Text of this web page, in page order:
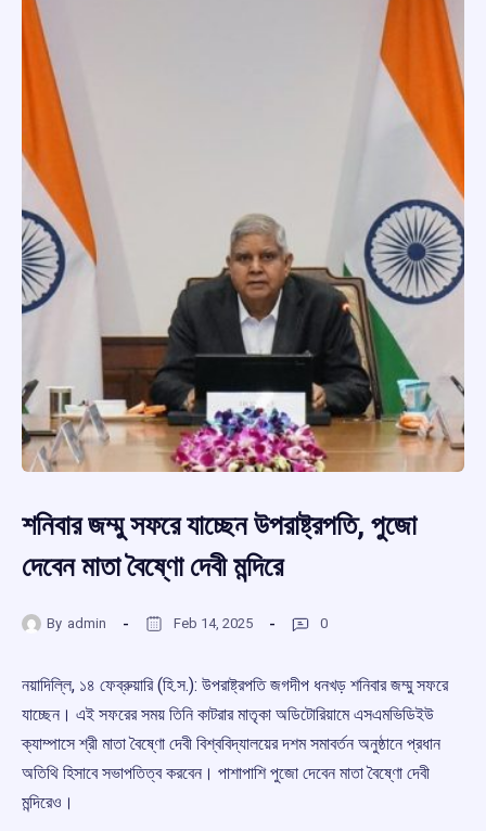
শনিবার জম্মু সফরে যাচ্ছেন উপরাষ্ট্রপতি, পুজো
দেবেন মাতা বৈষ্ণো দেবী মন্দিরে
By admin Feb 14, 2025 0
নয়াদিল্লি, ১৪ ফেব্রুয়ারি (হি.স.): উপরাষ্ট্রপতি জগদীপ ধনখড় শনিবার জম্মু সফরে
যাচ্ছেন। এই সফরের সময় তিনি কাটরার মাতৃকা অডিটোরিয়ামে এসএমভিডিইউ
ক্যাম্পাসে শ্রী মাতা বৈষ্ণো দেবী বিশ্ববিদ্যালয়ের দশম সমাবর্তন অনুষ্ঠানে প্রধান
অতিথি হিসাবে সভাপতিত্ব করবেন। পাশাপাশি পুজো দেবেন মাতা বৈষ্ণো দেবী
মন্দিরেও।